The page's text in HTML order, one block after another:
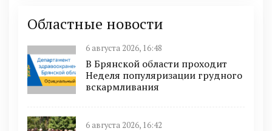
Областные новости
6 августа 2026, 16:48
В Брянской области проходит
Неделя популяризации грудного
вскармливания
6 августа 2026, 16:42